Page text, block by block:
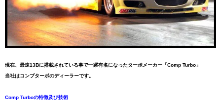
現在、最速13Bに搭載されている事で一躍有名になったターボメーカー「Comp Turbo」
当社はコンプターボのディーラーです。
Comp Turboの特徴及び技術